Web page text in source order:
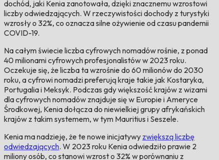
dochód, jaki Kenia zanotowała, dzięki znacznemu wzrostowi
liczby odwiedzających. W rzeczywistości dochody z turystyki
wzrosły o 32%, co oznacza silne ożywienie od czasu pandemii
COVID-19.
Na całym świecie liczba cyfrowych nomadów rośnie, z ponad
40 milionami cyfrowych profesjonalistów w 2023 roku.
Oczekuje się, że liczba ta wzrośnie do 60 milionów do 2030
roku, a cyfrowi nomadzi preferują kraje takie jak Kostaryka,
Portugalia i Meksyk. Podczas gdy większość krajów z wizami
dla cyfrowych nomadów znajduje się w Europie i Ameryce
Środkowej, Kenia dołącza do niewielkiej grupy afrykańskich
krajów z takim systemem, w tym Mauritius i Seszele.
Kenia ma nadzieję, że te nowe inicjatywy zwiększą liczbę
odwiedzających. W 2023 roku Kenia odwiedziło prawie 2
miliony osób, co stanowi wzrost o 32% w porównaniu z